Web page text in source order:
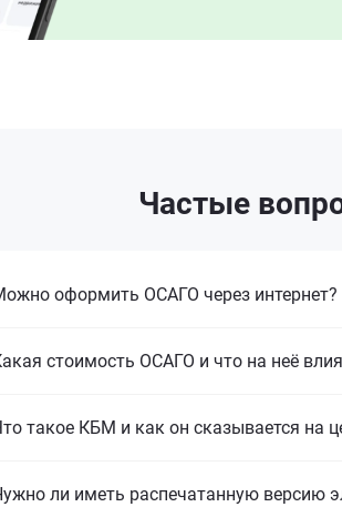
Частые
оформить ОСАГО через интернет?
стоимость ОСАГО и что на неё
такое КБМ и как он сказывается на
ли иметь распечатанную версию